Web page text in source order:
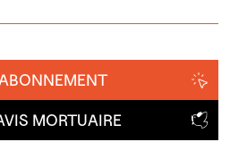
MORTUAIRE